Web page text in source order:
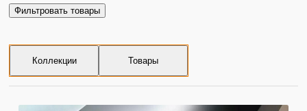
Фильтровать товары
Коллекции Товары